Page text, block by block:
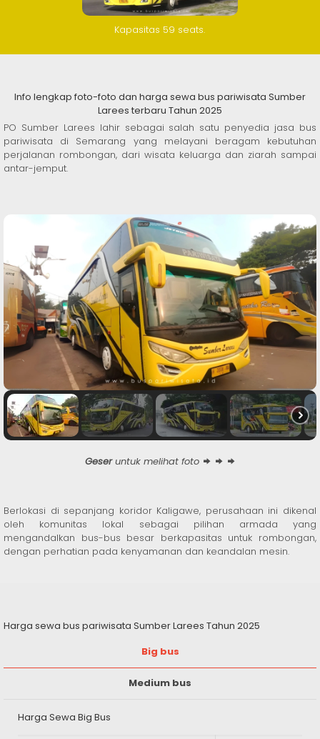
Kapasitas 59 seats.
Info lengkap foto-foto dan harga sewa bus pariwisata Sumber
Larees terbaru Tahun 2025
PO Sumber Larees lahir sebagai salah satu penyedia jasa bus
pariwisata di Semarang yang melayani beragam kebutuhan
perjalanan rombongan, dari wisata keluarga dan ziarah sampai
antar-jemput.
Geseruntuk melihat foto
Berlokasi di sepanjang koridor Kaligawe, perusahaan ini dikenal
oleh komunitas lokal sebagai pilihan armada yang
mengandalkan bus-bus besar berkapasitas untuk rombongan,
dengan perhatian pada kenyamanan dan keandalan mesin.
Harga sewa bus pariwisata Sumber Larees Tahun 2025
Big bus
Medium bus
Harga Sewa Big Bus